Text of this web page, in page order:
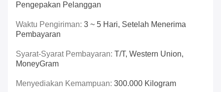
Pengepakan Pelanggan
Waktu Pengiriman: 3 ~ 5 Hari, Setelah Menerima
Pembayaran
Syarat-Syarat Pembayaran: T/T, Western Union,
MoneyGram
Menyediakan Kemampuan: 300.000 Kilogram